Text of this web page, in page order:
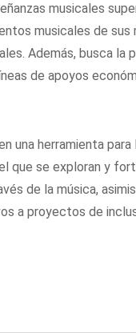
musicales
musicales de
Además, busca
de apoyos
una herramienta
que se exploran y
de la música,
a proyectos de